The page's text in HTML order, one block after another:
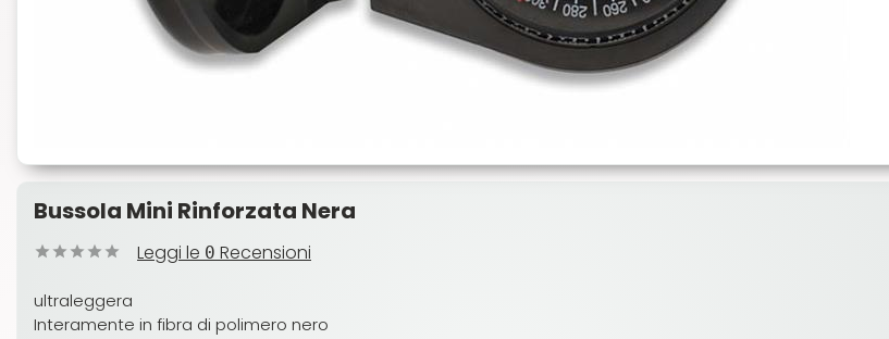
Bussola Mini Rinforzata Nera
Leggi le 0 Recensioni
ultraleggera
Interamente in fibra di polimero nero